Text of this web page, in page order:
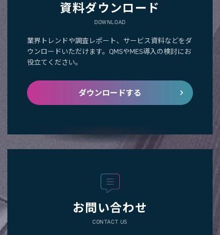
資料ダウンロード
DOWNLOAD
業界トレンドや調査レポート、サービス資料などをダ
ウンロードいただけます。QMSやMES導入の検討にお
役立てください。
ダウンロードする
お問い合わせ
CONTACT US